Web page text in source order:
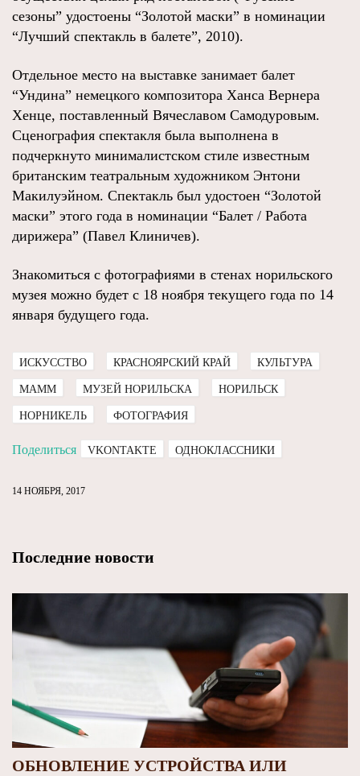
сезоны” удостоены “Золотой маски” в номинации
“Лучший спектакль в балете”, 2010).
Отдельное место на выставке занимает балет
“Ундина” немецкого композитора Ханса Вернера
Хенце, поставленный Вячеславом Самодуровым.
Сценография спектакля была выполнена в
подчеркнуто минималистском стиле известным
британским театральным художником Энтони
Макилуэйном. Спектакль был удостоен “Золотой
маски” этого года в номинации “Балет / Работа
дирижера” (Павел Клиничев).
Знакомиться с фотографиями в стенах норильского
музея можно будет с 18 ноября текущего года по 14
января будущего года.
ИСКУССТВО КРАСНОЯРСКИЙ КРАЙ КУЛЬТУРА
МАММ МУЗЕЙ НОРИЛЬСКА НОРИЛЬСК
НОРНИКЕЛЬ ФОТОГРАФИЯ
Поделиться VKONTAKTE ОДНОКЛАССНИКИ
14 НОЯБРЯ, 2017
Последние новости
ОБНОВЛЕНИЕ УСТРОЙСТВА ИЛИ